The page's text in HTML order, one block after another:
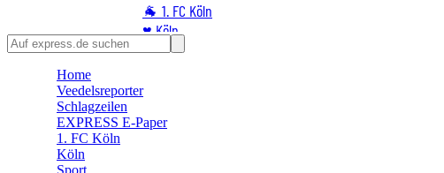
🐐 1. FC Köln
♥️ Köln
⭐ Promi
🛒 Shoppingwelt
🧩 Spiele
Home
Veedelsreporter
Schlagzeilen
EXPRESS E-Paper
1. FC Köln
Köln
Sport